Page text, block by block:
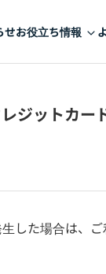
せお役立ち情報
ジットカー
した場合は、